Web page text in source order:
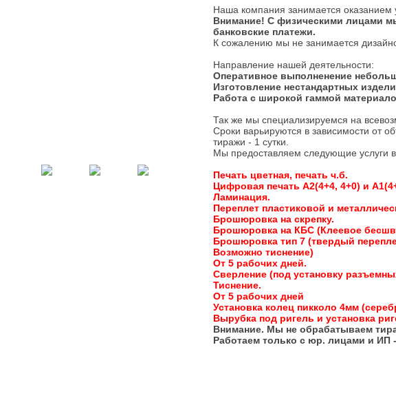
Наша компания занимается оказанием
Внимание! С физическими лицами
банковские платежи.
К сожалению мы не занимается
Направление нашей деятельности:
Оперативное выполненение
Изготовление нестандартных
Работа с широкой гаммой
Так же мы специализируемся на
Сроки варьируются в зависимости от
тиражи - 1 сутки.
Мы предоставляем следующие услуги в
Печать цветная, печать ч.б.
Цифровая печать А2(4+4, 4+0) и
Ламинация.
Переплет пластиковой и
Брошюровка на скрепку.
Брошюровка на КБС (Клеевое
Брошюровка тип 7 (твердый
Возможно тиснение)
От 5 рабочих дней.
Сверление (под установку
Тиснение.
От 5 рабочих дней
Установка колец пикколо 4мм
Вырубка под ригель и установка
Внимание. Мы не обрабатываем
Работаем только с юр. лицами и ИП